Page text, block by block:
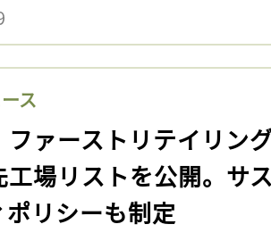
ス
ファーストリテイリン
工場リストを公開。サ
ポリシーも制定